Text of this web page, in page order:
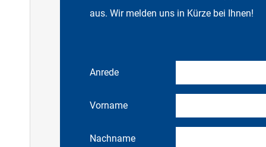
aus. Wir melden uns in Kürze bei Ihnen!
Anrede
Vorname
Nachname